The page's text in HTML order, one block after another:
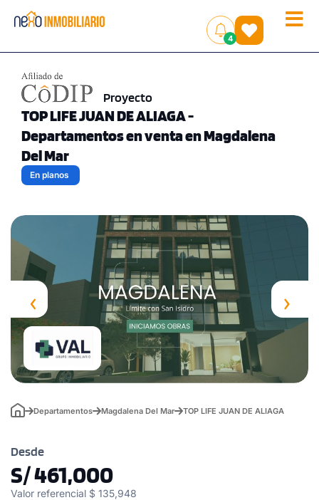
Toggle
4
()
Proyecto
TOP LIFE JUAN DE ALIAGA -
Departamentos en venta en Magdalena
Del Mar
En planos
‹ ›
Departamentos Magdalena Del Mar TOP LIFE JUAN DE ALIAGA
Desde
S/ 461,000
Valor referencial $ 135,948